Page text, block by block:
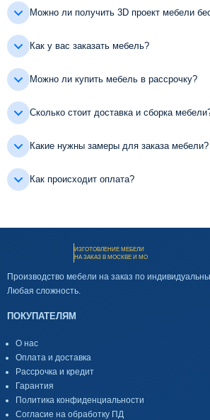
Можно ли получить 3D проект мебели
Как у вас заказать мебель?
Можно ли купить мебель в рассрочку?
Сколько стоит доставка и сборка
Какие нужны замеры для заказа мебели?
Как происходит оплата?
ИЗГОТОВЛЕНИЕ МЕБЕЛИ
НА ЗАКАЗ В МОСКВЕ И МО
Производство мебели на заказ по
Любая сложность.
ПОКУПАТЕЛЯМ
О нас
Оплата и доставка
Рассрочка и кредит
Гарантия
Политика конфиденциальности
Согласие на обработку ПД